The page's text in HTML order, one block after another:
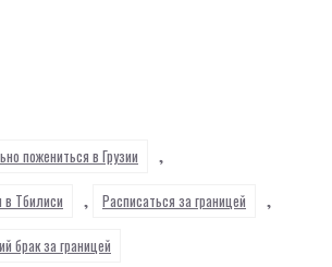
пожениться в Грузии ,
в Тбилиси , Расписаться за границей ,
брак за границей